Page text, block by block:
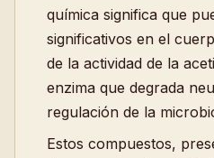
química significa que
significativos en el
de la actividad de la
enzima que degrada
regulación de la
Estos compuestos,